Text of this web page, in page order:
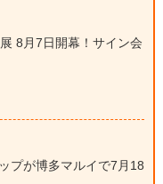
8月7日開幕！サイン会
プが博多マルイで7月18